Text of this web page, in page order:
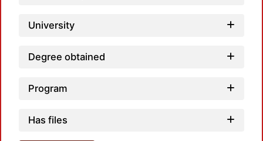
University
Degree obtained
Program
Has files